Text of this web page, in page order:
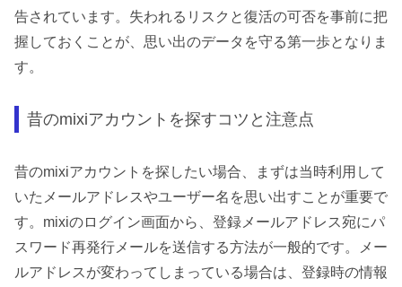
告されています。失われるリスクと復活の可否を事前に把
握しておくことが、思い出のデータを守る第一歩となりま
す。
昔のmixiアカウントを探すコツと注意点
昔のmixiアカウントを探したい場合、まずは当時利用して
いたメールアドレスやユーザー名を思い出すことが重要で
す。mixiのログイン画面から、登録メールアドレス宛にパ
スワード再発行メールを送信する方法が一般的です。メー
ルアドレスが変わってしまっている場合は、登録時の情報